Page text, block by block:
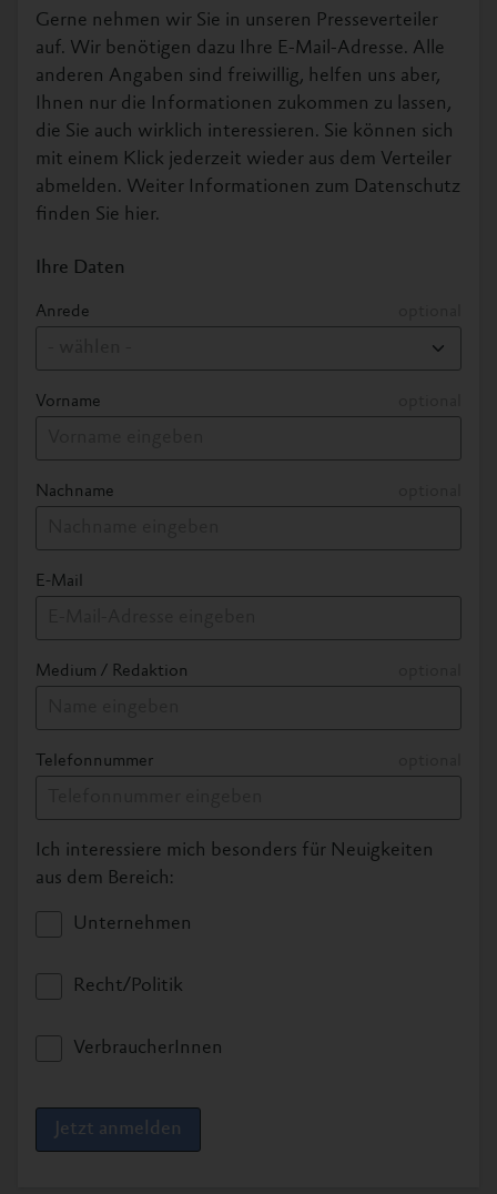
Informationen zur Masthuhn-Initiative
Die Masthuhn-Initiative haben wir ins Leben
gerufen, um einen neuen Mindest-
Tierschutzstandard in der Hühnermast zu
etablieren.
Grafiken
Hier können Sie Grafiken herunterladen, die
frei verwenden dürfen. Der Download
beinhaltet folgende Grafik:
unsere Mitwelt (eps, svg, png)
ZIP, 6.7MB
Gerne nehmen wir Sie in unseren Presseverteiler
auf. Wir benötigen dazu Ihre E-Mail-Adresse. Alle
anderen Angaben sind freiwillig, helfen uns aber,
Ihnen nur die Informationen zukommen zu lassen,
die Sie auch wirklich interessieren. Sie können sich
mit einem Klick jederzeit wieder aus dem Verteiler
abmelden. Weiter Informationen zum Datenschutz
finden Sie hier.
Ihre Daten
Anrede
Vorname
Nachname
E-Mail
Medium / Redaktion
Telefonnummer
Ich interessiere mich besonders für Neuigkeiten
aus dem Bereich:
Unternehmen
Recht/Politik
VerbraucherInnen
Jetzt anmelden